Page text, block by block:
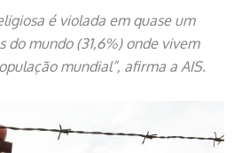
é violada em quase um
do mundo (31,6%) onde vivem
mundial”, afirma a AIS.